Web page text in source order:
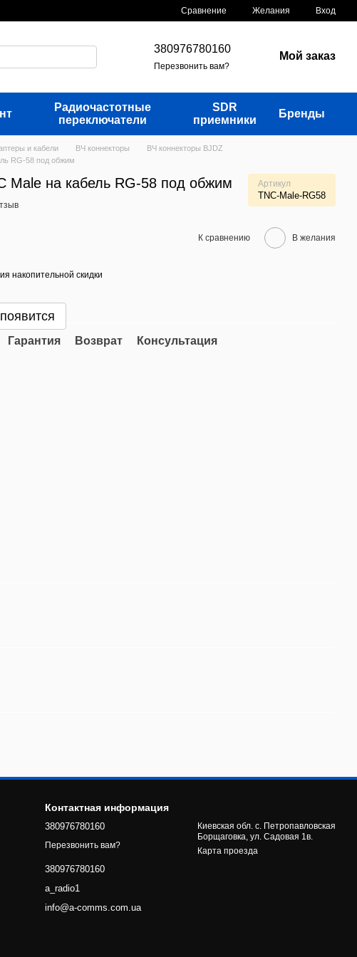
Сравнение Желания Вход
380976780160
Перезвонить вам?
Мой заказ
Радиочастотные
переключатели
SDR
приемники
Бренды
и кабели ВЧ коннекторы
ВЧ коннекторы BJDZ
RG-58 под обжим
Male на кабель RG-58 под обжим Артикул
TNC-Male-RG58
К сравнению В желания
накопительной скидки
Гарантия Возврат Консультация
Контактная информация
380976780160
Перезвонить вам?
380976780160
a_radio1
info@a-comms.com.ua
Киевская обл. с. Петропавловская
Борщаговка, ул. Садовая 1в.
Карта проезда